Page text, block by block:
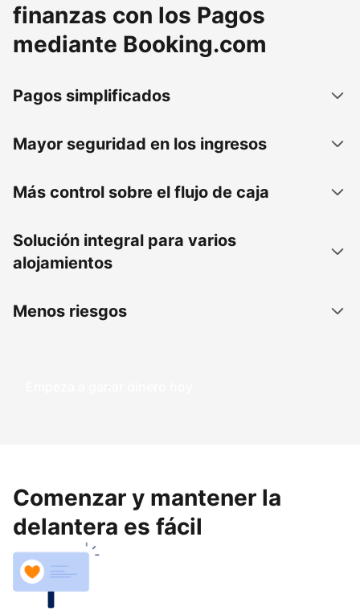
finanzas con los Pagos
mediante Booking.com
Pagos simplificados
Mayor seguridad en los ingresos
Más control sobre el flujo de caja
Solución integral para varios
alojamientos
Menos riesgos
Empezá a ganar dinero hoy
Comenzar y mantener la
delantera es fácil